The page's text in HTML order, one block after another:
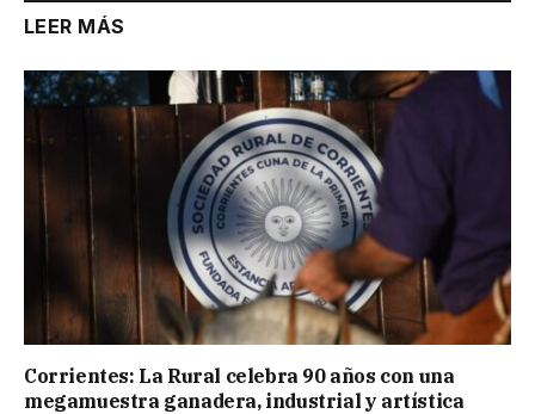
LEER MÁS
Corrientes: La Rural celebra 90 años con una
megamuestra ganadera, industrial y artística